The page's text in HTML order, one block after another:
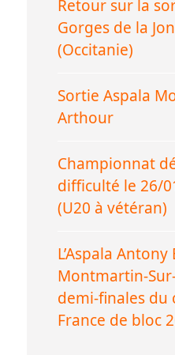
Retour sur la
Gorges de la
(Occitanie)
Sortie Aspala
Arthour
Championnat
difficulté le 26/
(U20 à vétéran)
L’Aspala
Montmartin-
demi-finales du
France de bloc